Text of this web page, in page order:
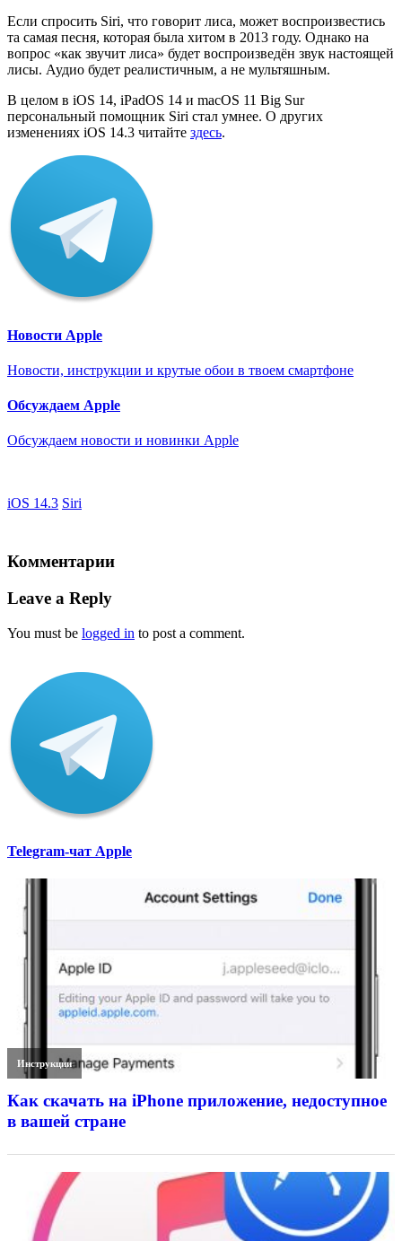
Если спросить Siri, что говорит лиса, может воспроизвестись
та самая песня, которая была хитом в 2013 году. Однако на
вопрос «как звучит лиса» будет воспроизведён звук настоящей
лисы. Аудио будет реалистичным, а не мультяшным.
В целом в iOS 14, iPadOS 14 и macOS 11 Big Sur
персональный помощник Siri стал умнее. О других
изменениях iOS 14.3 читайте здесь.
Новости Apple
Новости, инструкции и крутые обои в твоем смартфоне
Обсуждаем Apple
Обсуждаем новости и новинки Apple
iOS 14.3 Siri
Комментарии
Leave a Reply
You must be logged in to post a comment.
Telegram-чат Apple
Инструкции
Как скачать на iPhone приложение, недоступное
в вашей стране